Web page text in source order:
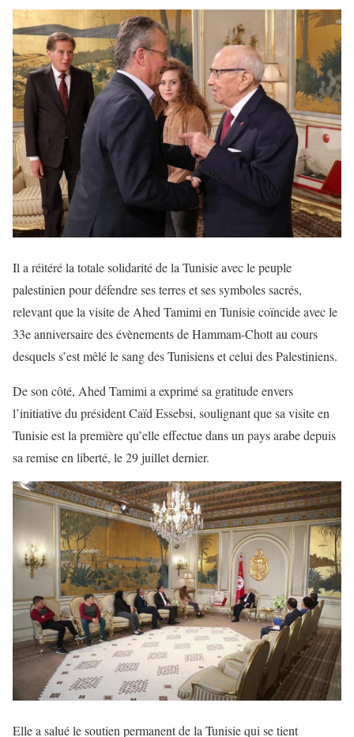
Il a réitéré la totale solidarité de la Tunisie avec le peuple
palestinien pour défendre ses terres et ses symboles sacrés,
relevant que la visite de Ahed Tamimi en Tunisie coïncide avec le
33e anniversaire des évènements de Hammam-Chott au cours
desquels s’est mêlé le sang des Tunisiens et celui des Palestiniens.
De son côté, Ahed Tamimi a exprimé sa gratitude envers
l’initiative du président Caïd Essebsi, soulignant que sa visite en
Tunisie est la première qu’elle effectue dans un pays arabe depuis
sa remise en liberté, le 29 juillet dernier.
Elle a salué le soutien permanent de la Tunisie qui se tient